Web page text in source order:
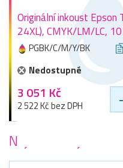
Originální inkoust
24XL), CMYK/LM/LC,
PGBK/C/M/Y/BK
Nedostupné
3 051 Kč
2 522 Kč bez DPH -
Nejoblíbenější